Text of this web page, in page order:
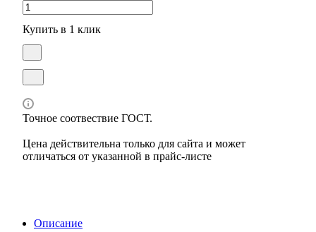
Купить в 1 клик
Точное соотвествие ГОСТ.
Цена действительна только для сайта и может
отличаться от указанной в прайс-листе
Описание